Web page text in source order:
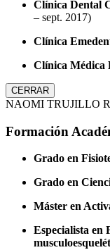
Clínica Dental
– sept. 2017)
Clínica
Clínica Médica
CERRAR
NAOMI TRUJILLO
Formación
Grado en
Grado en
Máster en
Especialista en